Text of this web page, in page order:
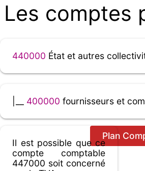
Les comptes
440000 État et autres
400000 fournisseurs et
Plan
Il est possible que ce
compte comptable
447000 soit concerné